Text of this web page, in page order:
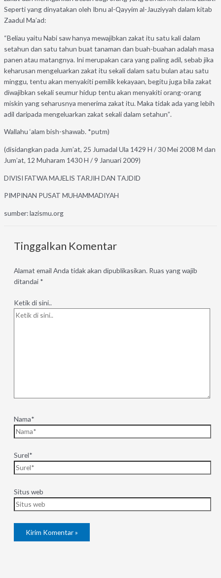
Seperti yang dinyatakan oleh Ibnu al-Qayyim al-Jauziyyah dalam kitab
Zaadul Ma’ad:
“Beliau yaitu Nabi saw hanya mewajibkan zakat itu satu kali dalam
setahun dan satu tahun buat tanaman dan buah-buahan adalah masa
panen atau matangnya. Ini merupakan cara yang paling adil, sebab jika
keharusan mengeluarkan zakat itu sekali dalam satu bulan atau satu
minggu, tentu akan menyakiti pemilik kekayaan, begitu juga bila zakat
diwajibkan sekali seumur hidup tentu akan menyakiti orang-orang
miskin yang seharusnya menerima zakat itu. Maka tidak ada yang lebih
adil daripada mengeluarkan zakat sekali dalam setahun”.
Wallahu ‘alam bish-shawab. *putm)
(disidangkan pada Jum’at, 25 Jumadal Ula 1429 H / 30 Mei 2008 M dan
Jum’at, 12 Muharam 1430 H / 9 Januari 2009)
DIVISI FATWA MAJELIS TARJIH DAN TAJDID
PIMPINAN PUSAT MUHAMMADIYAH
sumber: lazismu.org
Tinggalkan Komentar
Alamat email Anda tidak akan dipublikasikan. Ruas yang wajib
ditandai *
Ketik di sini..
Nama*
Surel*
Situs web